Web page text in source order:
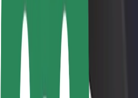
Rəhbərlik
Brend
Media
Urban Fondu
Təhlükəsizlik